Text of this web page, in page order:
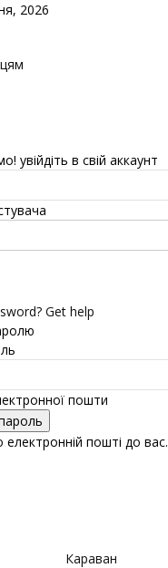
2026
увійдіть в свій аккаунт
Get help
пошти
пошті до вас.
Караван